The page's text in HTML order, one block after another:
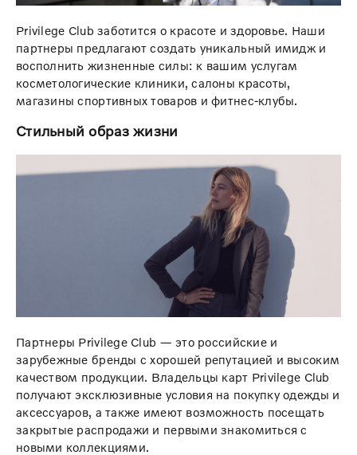
Privilege Club заботится о красоте и здоровье. Наши
партнеры предлагают создать уникальный имидж и
восполнить жизненные силы: к вашим услугам
косметологические клиники, салоны красоты,
магазины спортивных товаров и фитнес-клубы.
Стильный образ жизни
Партнеры Privilege Club — это российские и
зарубежные бренды с хорошей репутацией и высоким
качеством продукции. Владельцы карт Privilege Club
получают эксклюзивные условия на покупку одежды и
аксессуаров, а также имеют возможность посещать
закрытые распродажи и первыми знакомиться с
новыми коллекциями.